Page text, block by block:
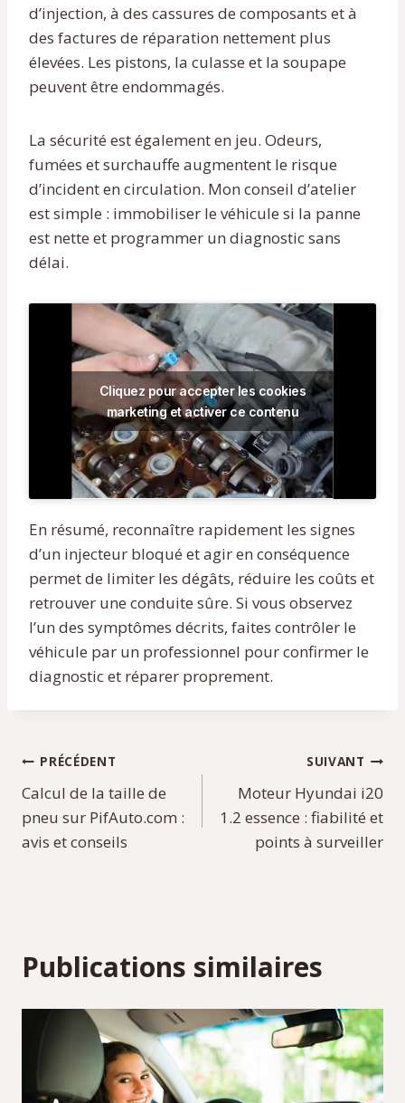
d’injection, à des cassures de composants et à
des factures de réparation nettement plus
élevées. Les pistons, la culasse et la soupape
peuvent être endommagés.
La sécurité est également en jeu. Odeurs,
fumées et surchauffe augmentent le risque
d’incident en circulation. Mon conseil d’atelier
est simple : immobiliser le véhicule si la panne
est nette et programmer un diagnostic sans
délai.
Cliquez pour accepter les cookies
marketing et activer ce contenu
En résumé, reconnaître rapidement les signes
d’un injecteur bloqué et agir en conséquence
permet de limiter les dégâts, réduire les coûts et
retrouver une conduite sûre. Si vous observez
l’un des symptômes décrits, faites contrôler le
véhicule par un professionnel pour confirmer le
diagnostic et réparer proprement.
Navigation
de
l’article
PRÉCÉDENT
Calcul de la taille de
pneu sur PifAuto.com :
avis et conseils
SUIVANT
Moteur Hyundai i20
1.2 essence : fiabilité et
points à surveiller
Publications similaires